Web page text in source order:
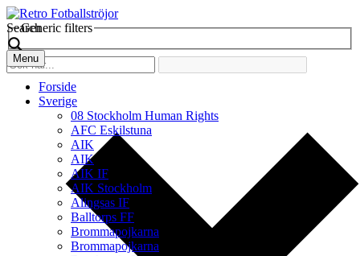
Search
Generic filters
Menu
Forside
Sverige
08 Stockholm Human Rights
AFC Eskilstuna
AIK
AIK
AIK IF
AIK Stockholm
Alingsas IF
Balltorps FF
Brommapojkarna
Brommapojkarna